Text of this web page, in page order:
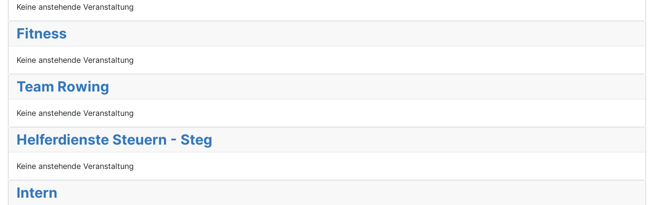
Keine anstehende Veranstaltung
Fitness
Keine anstehende Veranstaltung
Team Rowing
Keine anstehende Veranstaltung
Helferdienste Steuern - Steg
Keine anstehende Veranstaltung
Intern